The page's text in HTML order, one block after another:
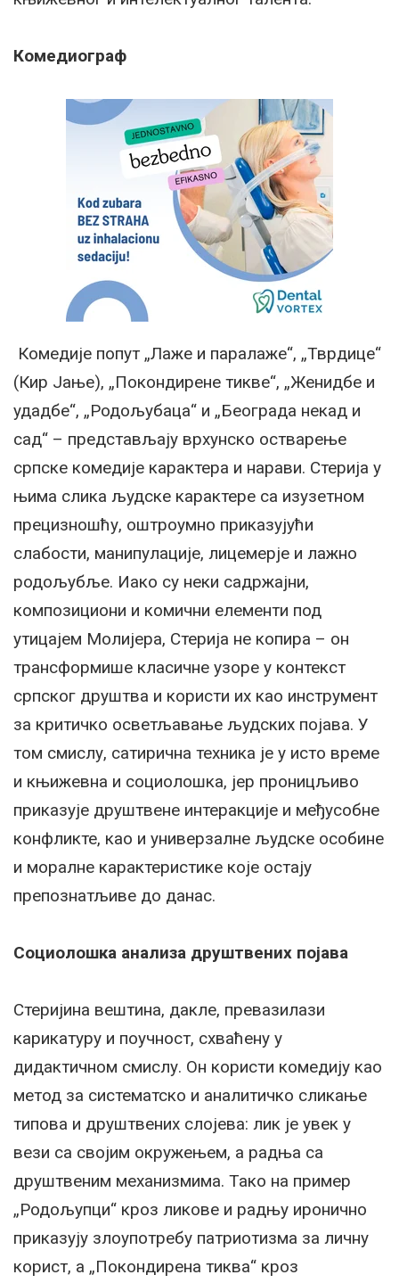
Комедиограф
Комедије попут „Лаже и паралаже“, „Тврдице“
(Кир Јање), „Покондирене тикве“, „Женидбе и
удадбе“, „Родољубаца“ и „Београда некад и
сад“ – представљају врхунско остварење
српске комедије карактера и нарави. Стерија у
њима слика људске карактере са изузетном
прецизношћу, оштроумно приказујући
слабости, манипулације, лицемерје и лажно
родољубље. Иако су неки садржајни,
композициони и комични елементи под
утицајем Молијера, Стерија не копира – он
трансформише класичне узоре у контекст
српског друштва и користи их као инструмент
за критичко осветљавање људских појава. У
том смислу, сатирична техника је у исто време
и књижевна и социолошка, јер проницљиво
приказује друштвене интеракције и међусобне
конфликте, као и универзалне људске особине
и моралне карактеристике које остају
препознатљиве до данас.
Социолошка анализа друштвених појава
Стеријина вештина, дакле, превазилази
карикатуру и поучност, схваћену у
дидактичном смислу. Он користи комедију као
метод за систематско и аналитичко сликање
типова и друштвених слојева: лик је увек у
вези са својим окружењем, а радња са
друштвеним механизмима. Тако на пример
„Родољупци“ кроз ликове и радњу иронично
приказују злоупотребу патриотизма за личну
корист, а „Покондирена тиква“ кроз